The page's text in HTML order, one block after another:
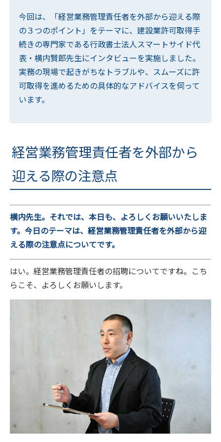
今回は、「経営業務管理責任者を外部から迎える際
の３つのポイント」をテーマに、建設業許可取得手
続きの専門家である行政書士法人スマートサイド代
表・横内賢郎先生にインタビューを実施しました。
実務の現場で起きがちなトラブルや、スムーズに許
可取得を進めるための具体的なアドバイスを伺って
います。
経営業務管理責任者を外部から
迎える際の注意点
横内先生。それでは、本日も、よろしくお願いいたしま
す。今日のテーマは、経営業務管理責任者を外部から迎
える際の注意点についてです。
はい。経営業務管理責任者の招聘についてですね。こち
らこそ、よろしくお願いします。